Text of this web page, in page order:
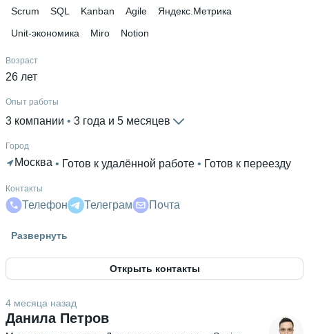
Scrum SQL Kanban Agile
Яндекс.Метрика
Unit-экономика
Miro Notion
Возраст
26 лет
Опыт работы
3 компании 3 года и 5 месяцев
Город
Москва • Готов к удалённой работе • Готов к переезду
Контакты
Телефон Телеграм Почта
Высшее образование
Московский политех
Развернуть
Открыть контакты
Данила Петров
4 месяца назад